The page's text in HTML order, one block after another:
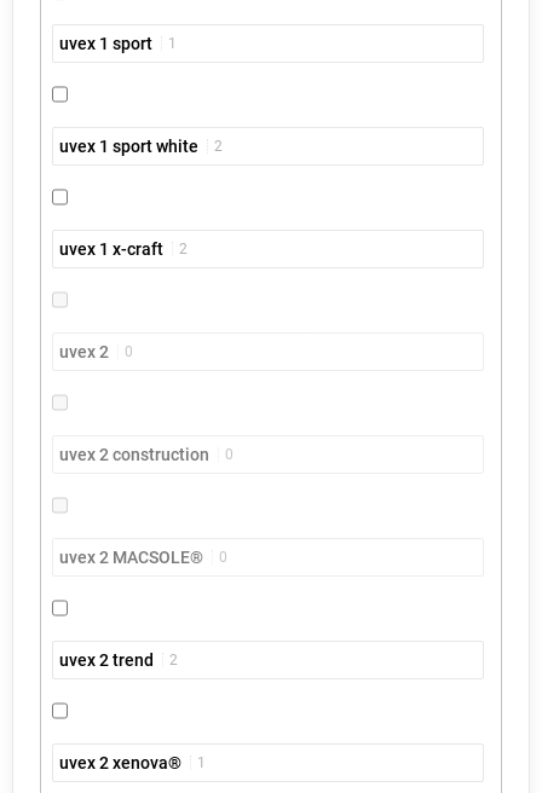
uvex 1 sport 1
uvex 1 sport white 2
uvex 1 x-craft 2
uvex 2 0
uvex 2 construction 0
uvex 2 MACSOLE® 0
uvex 2 trend 2
uvex 2 xenova® 1